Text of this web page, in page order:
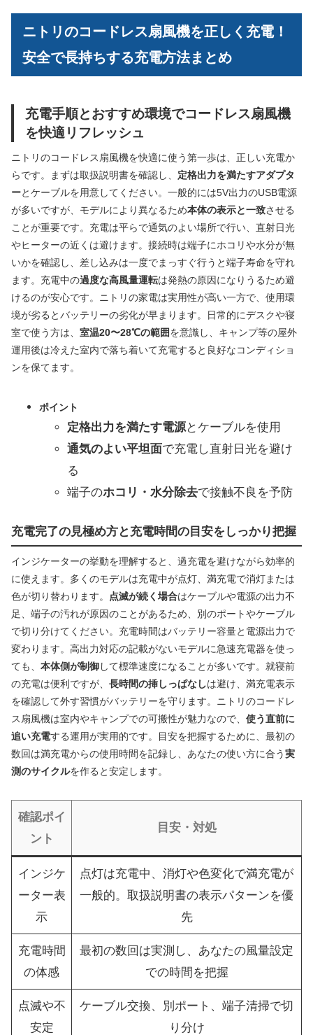
ニトリのコードレス扇風機を正しく充電！
安全で長持ちする充電方法まとめ
充電手順とおすすめ環境でコードレス扇風機
を快適リフレッシュ
ニトリのコードレス扇風機を快適に使う第一歩は、正しい充電か
らです。まずは取扱説明書を確認し、 定格出力を満たすアダプタ
ーとケーブルを用意してください。一般的には5V出力のUSB電源
が多いですが、モデルにより異なるため本体の表示と一致させる
ことが重要です。充電は平らで通気のよい場所で行い、直射日光
やヒーターの近くは避けます。接続時は端子にホコリや水分が無
いかを確認し、差し込みは一度でまっすぐ行うと端子寿命を守れ
ます。充電中の過度な高風量運転は発熱の原因になりうるため避
けるのが安心です。ニトリの家電は実用性が高い一方で、使用環
境が劣るとバッテリーの劣化が早まります。日常的にデスクや寝
室で使う方は、 室温20〜28℃の範囲を意識し、キャンプ等の屋外
運用後は冷えた室内で落ち着いて充電すると良好なコンディショ
ンを保てます。
ポイント
定格出力を満たす電源とケーブルを使用
通気のよい平坦面で充電し直射日光を避け
る
端子のホコリ・水分除去で接触不良を予防
充電完了の見極め方と充電時間の目安をしっかり把握
インジケーターの挙動を理解すると、過充電を避けながら効率的
に使えます。多くのモデルは充電中が点灯、満充電で消灯または
色が切り替わります。
点滅が続く場合はケーブルや電源の出力不
足、端子の汚れが原因のことがあるため、別のポートやケーブル
で切り分けてください。充電時間はバッテリー容量と電源出力で
変わります。高出力対応の記載がないモデルに急速充電器を使っ
ても、 本体側が制御して標準速度になることが多いです。就寝前
の充電は便利ですが、 長時間の挿しっぱなしは避け、満充電表示
を確認して外す習慣がバッテリーを守ります。ニトリのコードレ
ス扇風機は室内やキャンプでの可搬性が魅力なので、 使う直前に
追い充電する運用が実用的です。目安を把握するために、最初の
数回は満充電からの使用時間を記録し、あなたの使い方に合う実
測のサイクルを作ると安定します。
確認ポイ
ント
目安・対処
インジケ
ーター表
示
点灯は充電中、消灯や色変化で満充電が
一般的。取扱説明書の表示パターンを優
先
充電時間
の体感
最初の数回は実測し、あなたの風量設定
での時間を把握
点滅や不
安定
ケーブル交換、別ポート、端子清掃で切
り分け